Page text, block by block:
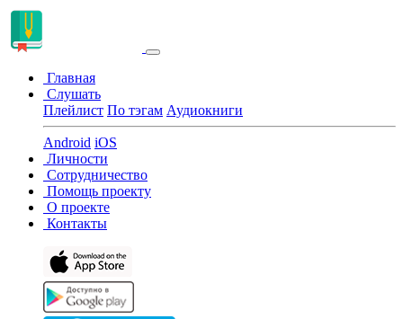
Главная
Слушать
Плейлист По тэгам Аудиокниги
Android iOS
Личности
Сотрудничество
Помощь проекту
О проекте
Контакты